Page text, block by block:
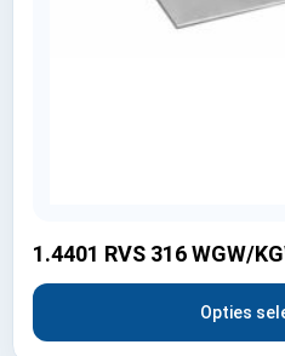
1.4401 RVS 316 WGW/
Opties